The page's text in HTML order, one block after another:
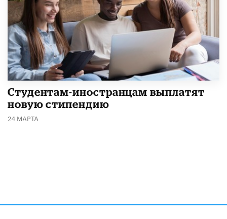
Студентам-иностранцам выплатят
новую стипендию
24 МАРТА